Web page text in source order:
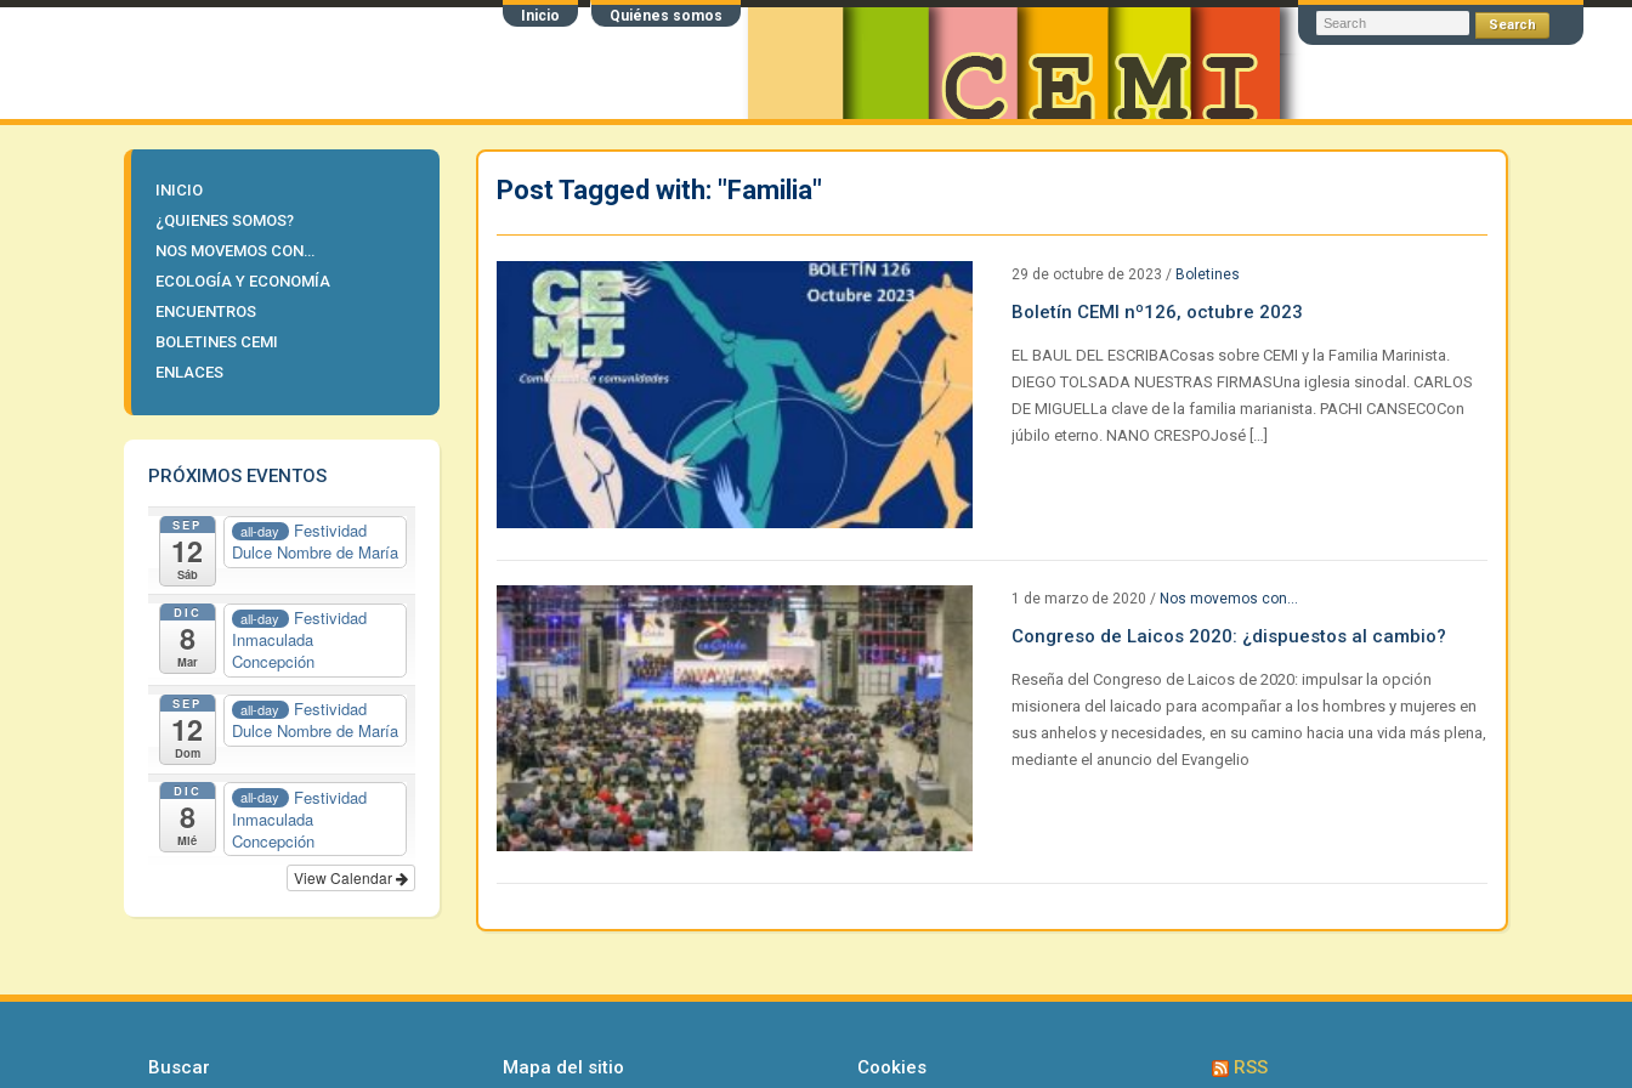
Inicio Quiénes somos
INICIO
¿QUIENES SOMOS?
NOS MOVEMOS CON…
ECOLOGÍA Y ECONOMÍA
ENCUENTROS
BOLETINES CEMI
ENLACES
PRÓXIMOS EVENTOS
SEP
12
Sáb
all-day
Festividad
Dulce Nombre de María
DIC
8
Mar
all-day
Festividad
Inmaculada
Concepción
SEP
12
Dom
all-day
Festividad
Dulce Nombre de María
DIC
8
Mié
all-day
Festividad
Inmaculada
Concepción
View Calendar
Post Tagged with: "Familia"
29 de octubre de 2023 / Boletines
Boletín CEMI nº126, octubre 2023
EL BAUL DEL ESCRIBACosas sobre CEMI y la Familia Marinista.
DIEGO TOLSADA NUESTRAS FIRMASUna iglesia sinodal. CARLOS
DE MIGUELLa clave de la familia marianista. PACHI CANSECOCon
júbilo eterno. NANO CRESPOJosé […]
1 de marzo de 2020 / Nos movemos con...
Congreso de Laicos 2020: ¿dispuestos al cambio?
Reseña del Congreso de Laicos de 2020: impulsar la opción
misionera del laicado para acompañar a los hombres y mujeres en
sus anhelos y necesidades, en su camino hacia una vida más plena,
mediante el anuncio del Evangelio
Buscar Mapa del sitio Cookies RSS